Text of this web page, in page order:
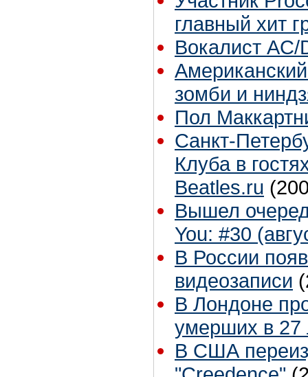
главный хит
Вокалист
зомби и
Пол
Санкт-
Клуба в
Beatles.ru
Вышел
You: #30
В России
видеозаписи
В Лондоне
умерших в 27
В США